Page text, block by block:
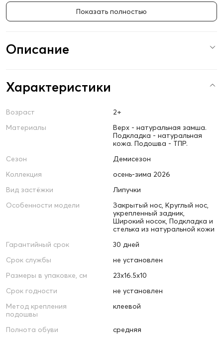
Показать полностью
Описание
Характеристики
Возраст
2+
Материалы
Верх - натуральная замша.
Подкладка - натуральная
кожа. Подошва - ТПР.
Сезон
Демисезон
Коллекция
осень-зима 2026
Вид застёжки
Липучки
Особенности модели
Закрытый нос, Круглый нос,
укрепленный задник,
Широкий носок, Подкладка и
стелька из натуральной кожи
Гарантийный срок
30 дней
Срок службы
не установлен
Размеры в упаковке, см
23х16.5х10
Срок годности
не установлен
Метод крепления
подошвы
клеевой
Полнота обуви
средняя